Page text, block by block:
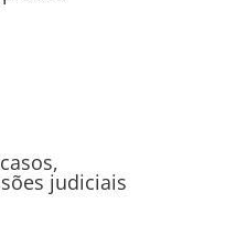
judiciais